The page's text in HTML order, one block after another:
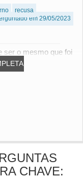
recusa
em 29/05/2023
ser o mesmo que foi
CHAVE: